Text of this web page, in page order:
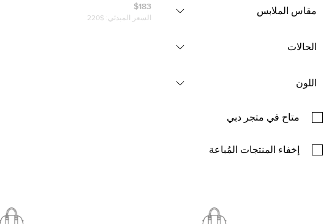
مقاس الملابس
الحالات
اللون
متاح في متجر دبي
إخفاء المنتجات المُباعة
$183
السعر المبدئي: $220